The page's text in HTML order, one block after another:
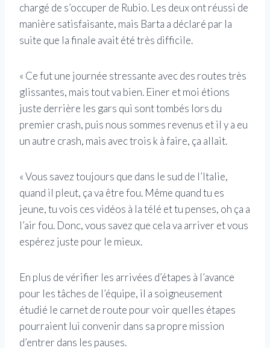
chargé de s’occuper de Rubio. Les deux ont réussi de
manière satisfaisante, mais Barta a déclaré par la
suite que la finale avait été très difficile.
« Ce fut une journée stressante avec des routes très
glissantes, mais tout va bien. Einer et moi étions
juste derrière les gars qui sont tombés lors du
premier crash, puis nous sommes revenus et il y a eu
un autre crash, mais avec trois k à faire, ça allait.
« Vous savez toujours que dans le sud de l’Italie,
quand il pleut, ça va être fou. Même quand tu es
jeune, tu vois ces vidéos à la télé et tu penses, oh ça a
l’air fou. Donc, vous savez que cela va arriver et vous
espérez juste pour le mieux.
En plus de vérifier les arrivées d’étapes à l’avance
pour les tâches de l’équipe, il a soigneusement
étudié le carnet de route pour voir quelles étapes
pourraient lui convenir dans sa propre mission
d’entrer dans les pauses.